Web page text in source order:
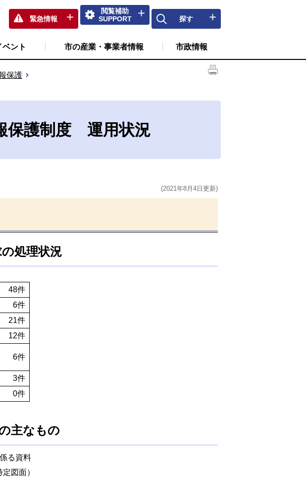
緊急情報
閲覧補助
SUPPORT
探す
ント 市の産業・事業者情報 市政情報
保護
保護制度 運用状況
(2021年8月4日更新)
処理状況
48件
6件
21件
12件
6件
3件
0件
主なもの
る資料
図面）